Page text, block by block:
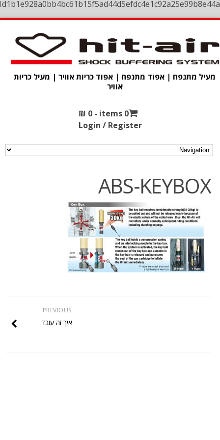
מעיל מתנפח | אפוד מתנפח | אפוד כריות אוויר | מעיל כריות
אוויר
0 items -
₪ 0
Login / Register
ABS-KEYBOX
PREVIOUS
איך זה עובד